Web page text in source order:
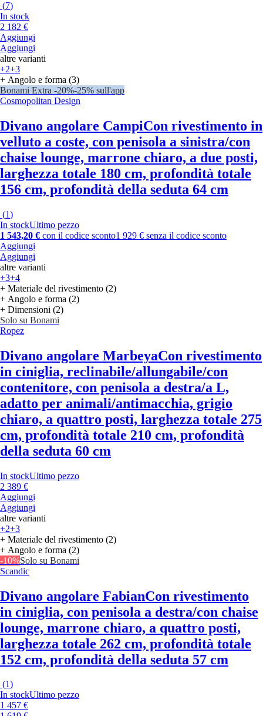
(7)
In stock
2 182 €
Aggiungi
Aggiungi
altre varianti
+2+3
+ Angolo e forma (3)
Bonami Extra -20%-25% sull'app
Cosmopolitan Design
Divano angolare CampiCon rivestimento in
velluto a coste, con penisola a sinistra/con
chaise lounge, marrone chiaro, a due posti,
larghezza totale 180 cm, profondità totale
156 cm, profondità della seduta 64 cm
(1)
In stockUltimo pezzo
1 543,20 € con il codice sconto1 929 € senza il codice sconto
Aggiungi
Aggiungi
altre varianti
+3+4
+ Materiale del rivestimento (2)
+ Angolo e forma (2)
+ Dimensioni (2)
Solo su Bonami
Ropez
Divano angolare MarbeyaCon rivestimento
in ciniglia, reclinabile/allungabile/con
contenitore, con penisola a destra/a L,
adatto per animali/antimacchia, grigio
chiaro, a quattro posti, larghezza totale 275
cm, profondità totale 210 cm, profondità
della seduta 60 cm
In stockUltimo pezzo
2 389 €
Aggiungi
Aggiungi
altre varianti
+2+3
+ Materiale del rivestimento (2)
+ Angolo e forma (2)
-10%Solo su Bonami
Scandic
Divano angolare FabianCon rivestimento
in ciniglia, con penisola a destra/con chaise
lounge, marrone chiaro, a quattro posti,
larghezza totale 262 cm, profondità totale
152 cm, profondità della seduta 57 cm
(1)
In stockUltimo pezzo
1 457 €